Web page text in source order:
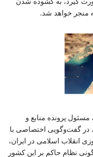
منجر خواهد شد.
پرونده منابع و
در گفت‌وگویی اختصاصی با
انقلاب اسلامی در ایران،
نظام حاکم بر این کشور